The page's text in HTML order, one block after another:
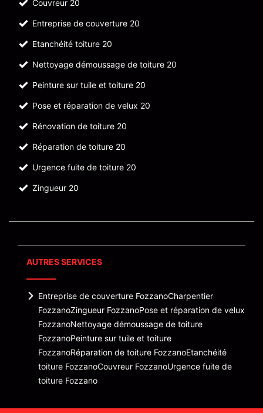
Couvreur 20
Entreprise de couverture 20
Etanchéité toiture 20
Nettoyage démoussage de toiture 20
Peinture sur tuile et toiture 20
Pose et réparation de velux 20
Rénovation de toiture 20
Réparation de toiture 20
Urgence fuite de toiture 20
Zingueur 20
AUTRES SERVICES
Entreprise de couverture FozzanoCharpentier
FozzanoZingueur FozzanoPose et réparation de velux
FozzanoNettoyage démoussage de toiture
FozzanoPeinture sur tuile et toiture
FozzanoRéparation de toiture FozzanoEtanchéité
toiture FozzanoCouvreur FozzanoUrgence fuite de
toiture Fozzano